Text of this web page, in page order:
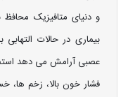
و دنیای متافیزیک محافظ
بیماری در حالات
عصبی آرامش می ‌دهد
فشار خون بالا، زخم ها،